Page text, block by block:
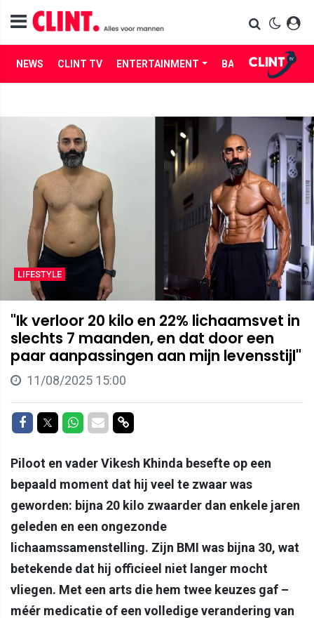
NEWS CLINT TV ENTERTAINMENT BABES LIFE
LIFESTYLE
"Ik verloor 20 kilo en 22% lichaamsvet in
slechts 7 maanden, en dat door een
paar aanpassingen aan mijn levensstijl"
11/08/2025 15:00
Delen op Facebook
Delen op Twitter
Delen op Whatsapp
Delen via Mail
Delen via link
Piloot en vader Vikesh Khinda besefte op een
bepaald moment dat hij veel te zwaar was
geworden: bijna 20 kilo zwaarder dan enkele jaren
geleden en een ongezonde
lichaamssamenstelling. Zijn BMI was bijna 30, wat
betekende dat hij officieel niet langer mocht
vliegen. Met een arts die hem twee keuzes gaf –
méér medicatie of een volledige verandering van